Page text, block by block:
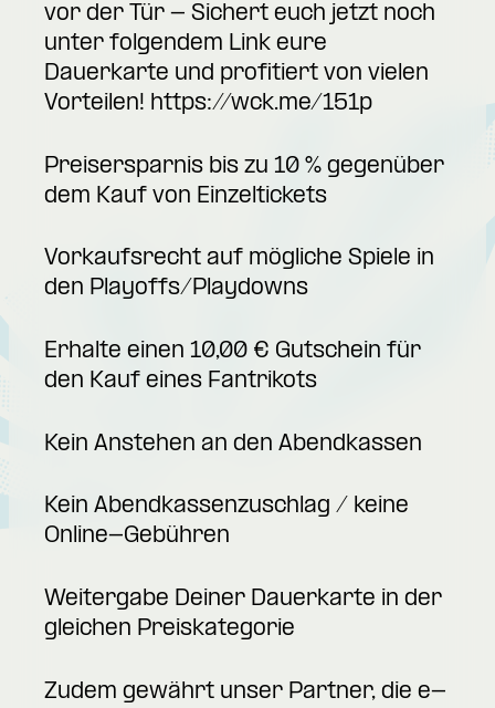
vor der Tür - Sichert euch jetzt noch
unter folgendem Link eure
Dauerkarte und profitiert von vielen
Vorteilen! https://wck.me/151p
Preisersparnis bis zu 10 % gegenüber
dem Kauf von Einzeltickets
Vorkaufsrecht auf mögliche Spiele in
den Playoffs/Playdowns
Erhalte einen 10,00 € Gutschein für
den Kauf eines Fantrikots
Kein Anstehen an den Abendkassen
Kein Abendkassenzuschlag / keine
Online-Gebühren
Weitergabe Deiner Dauerkarte in der
gleichen Preiskategorie
Zudem gewährt unser Partner, die e-